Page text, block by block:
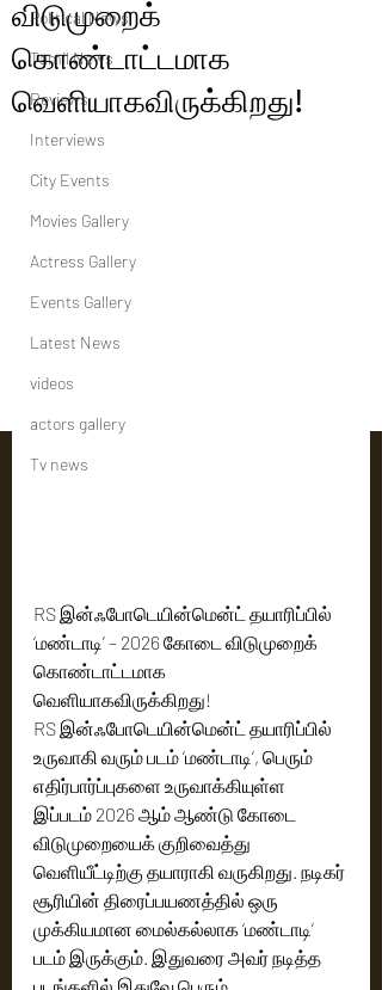
Political News
Tamil News
Reviews
Interviews
City Events
Movies Gallery
Actress Gallery
Events Gallery
Latest News
videos
actors gallery
Tv news
விடுமுறைக்
கொண்டாட்டமாக
வெளியாகவிருக்கிறது!
RS இன்ஃபோடெயின்மென்ட் தயாரிப்பில்
‘மண்டாடி’ – 2026 கோடை விடுமுறைக்
கொண்டாட்டமாக
வெளியாகவிருக்கிறது!
RS இன்ஃபோடெயின்மென்ட் தயாரிப்பில்
உருவாகி வரும் படம் ‘மண்டாடி’, பெரும்
எதிர்பார்ப்புகளை உருவாக்கியுள்ள
இப்படம் 2026 ஆம் ஆண்டு கோடை
விடுமுறையைக் குறிவைத்து
வெளியீட்டிற்கு தயாராகி வருகிறது. நடிகர்
சூரியின் திரைப்பயணத்தில் ஒரு
முக்கியமான மைல்கல்லாக ‘மண்டாடி’
படம் இருக்கும். இதுவரை அவர் நடித்த